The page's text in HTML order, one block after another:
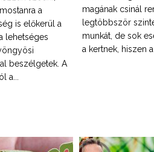
a
is előkerül a
lehetséges
beszélgetek. A
a...
magának csinál
legtöbbször
munkát, de sok
a kertnek, hiszen